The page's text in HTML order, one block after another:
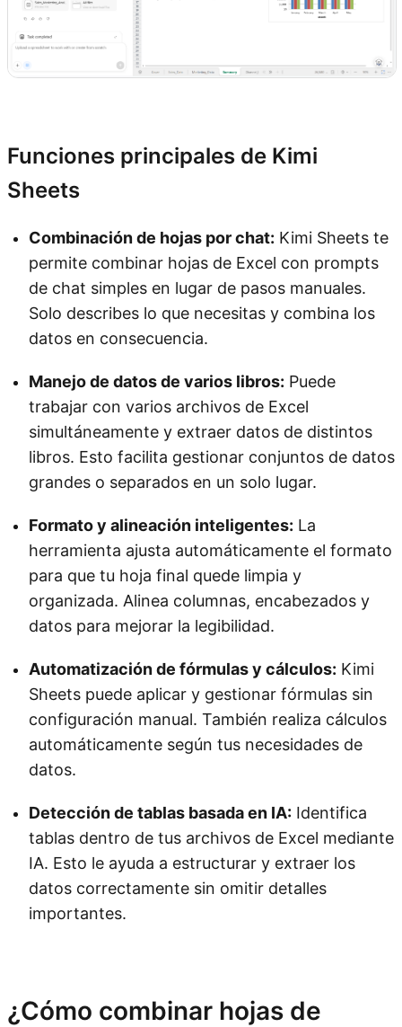
Funciones principales de Kimi
Sheets
Combinación de hojas por chat: Kimi Sheets te
permite combinar hojas de Excel con prompts
de chat simples en lugar de pasos manuales.
Solo describes lo que necesitas y combina los
datos en consecuencia.
Manejo de datos de varios libros: Puede
trabajar con varios archivos de Excel
simultáneamente y extraer datos de distintos
libros. Esto facilita gestionar conjuntos de datos
grandes o separados en un solo lugar.
Formato y alineación inteligentes: La
herramienta ajusta automáticamente el formato
para que tu hoja final quede limpia y
organizada. Alinea columnas, encabezados y
datos para mejorar la legibilidad.
Automatización de fórmulas y cálculos: Kimi
Sheets puede aplicar y gestionar fórmulas sin
configuración manual. También realiza cálculos
automáticamente según tus necesidades de
datos.
Detección de tablas basada en IA: Identifica
tablas dentro de tus archivos de Excel mediante
IA. Esto le ayuda a estructurar y extraer los
datos correctamente sin omitir detalles
importantes.
¿Cómo combinar hojas de